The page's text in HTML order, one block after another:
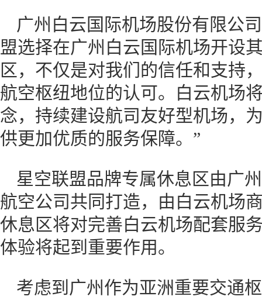
广州白云国际机场股份有限公
盟选择在广州白云国际机场开设
区，不仅是对我们的信任和支持
航空枢纽地位的认可。白云机场
念，持续建设航司友好型机场，
供更加优质的服务保障。”
星空联盟品牌专属休息区由广
航空公司共同打造，由白云机场
休息区将对完善白云机场配套服
体验将起到重要作用。
考虑到广州作为亚洲重要交通